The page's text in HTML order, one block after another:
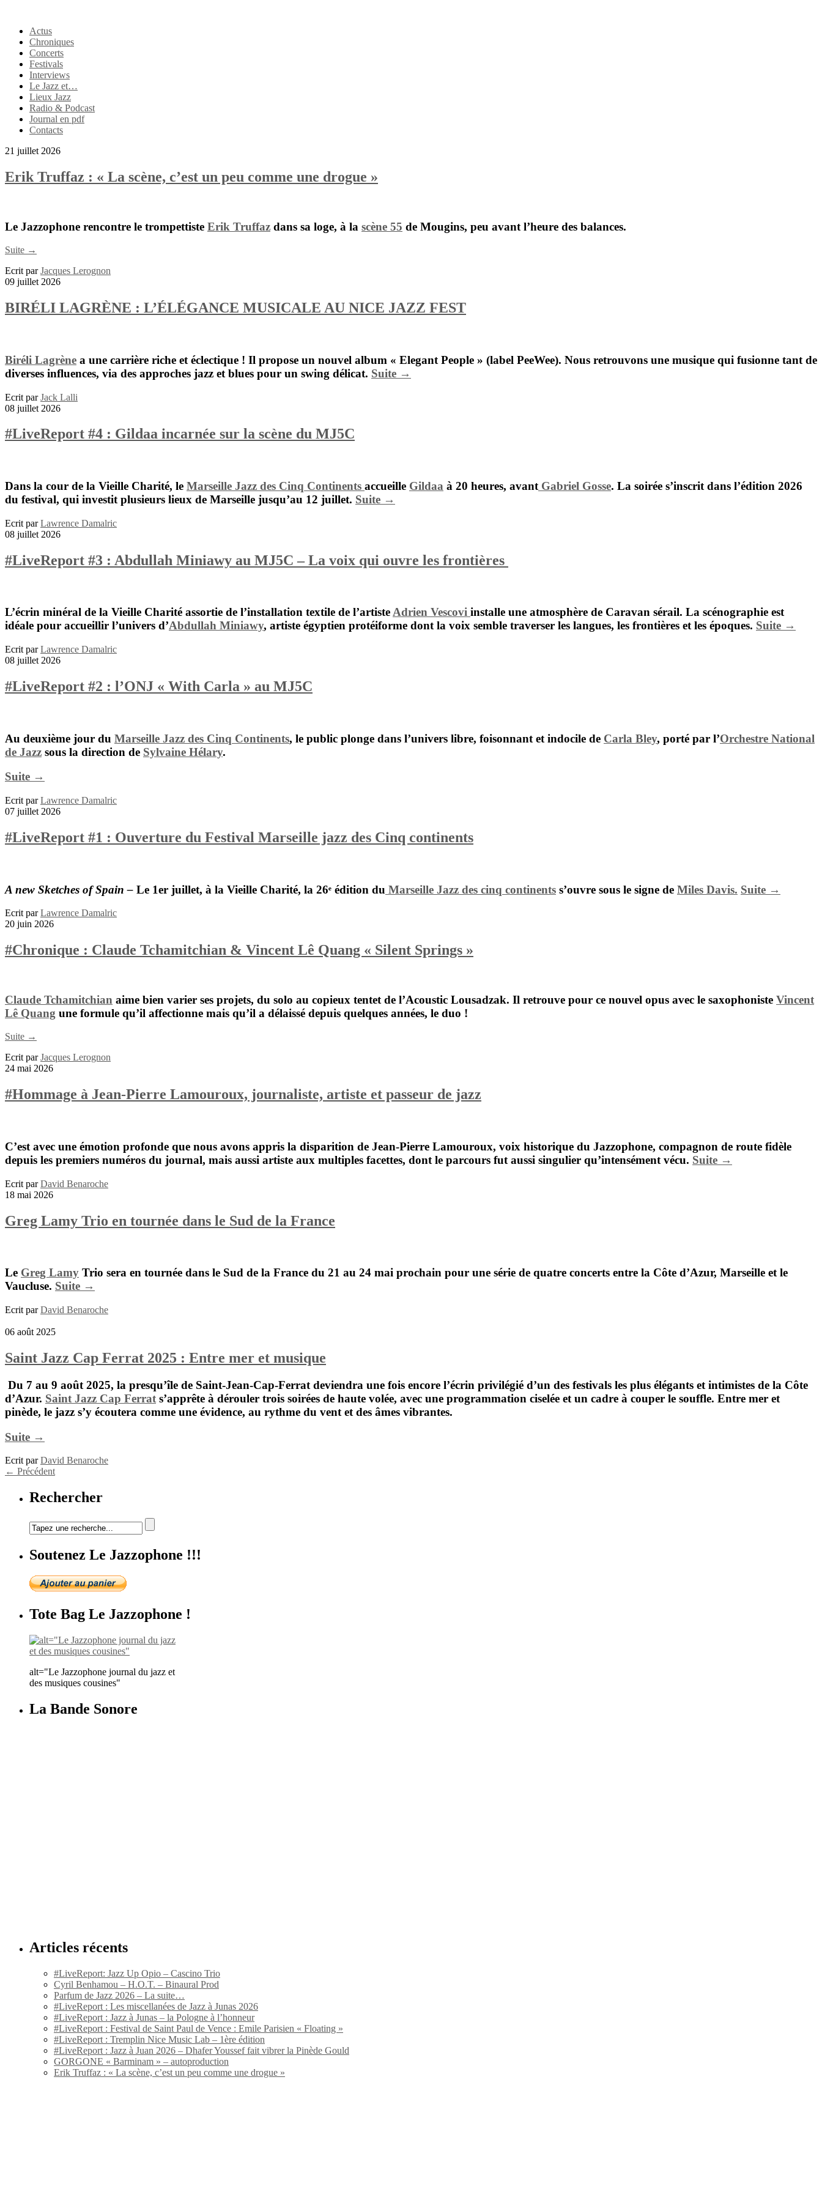
Actus
Chroniques
Concerts
Festivals
Interviews
Le Jazz et…
Lieux Jazz
Radio & Podcast
Journal en pdf
Contacts
21 juillet 2026
Erik Truffaz : « La scène, c’est un peu comme une drogue »
Le Jazzophone rencontre le trompettiste Erik Truffaz dans sa loge, à la scène 55 de Mougins, peu avant l’heure des balances.
Suite →
Ecrit parJacques Lerognon
09 juillet 2026
BIRÉLI LAGRÈNE : L’ÉLÉGANCE MUSICALE AU NICE JAZZ FEST
Biréli Lagrène a une carrière riche et éclectique ! Il propose un nouvel album « Elegant People » (label PeeWee). Nous retrouvons une musique qui fusionne tant de
diverses influences, via des approches jazz et blues pour un swing délicat. Suite →
Ecrit parJack Lalli
08 juillet 2026
#LiveReport #4 : Gildaa incarnée sur la scène du MJ5C
Dans la cour de la Vieille Charité, le Marseille Jazz des Cinq Continents accueille Gildaa à 20 heures, avant Gabriel Gosse. La soirée s’inscrit dans l’édition 2026
du festival, qui investit plusieurs lieux de Marseille jusqu’au 12 juillet. Suite →
Ecrit parLawrence Damalric
08 juillet 2026
#LiveReport #3 : Abdullah Miniawy au MJ5C – La voix qui ouvre les frontières
L’écrin minéral de la Vieille Charité assortie de l’installation textile de l’artisteAdrien Vescovi installe une atmosphère de Caravan sérail. La scénographie est
idéale pour accueillir l’univers d’Abdullah Miniawy, artiste égyptien protéiforme dont la voix semble traverser les langues, les frontières et les époques. Suite →
Ecrit parLawrence Damalric
08 juillet 2026
#LiveReport #2 : l’ONJ « With Carla » au MJ5C
Au deuxième jour du Marseille Jazz des Cinq Continents, le public plonge dans l’univers libre, foisonnant et indocile de Carla Bley, porté par l’Orchestre National
de Jazz sous la direction de Sylvaine Hélary.
Suite →
Ecrit parLawrence Damalric
07 juillet 2026
#LiveReport #1 : Ouverture du Festival Marseille jazz des Cinq continents
A new Sketches of Spain – Le 1er juillet, à la Vieille Charité, la 26ᵉ édition du Marseille Jazz des cinq continents s’ouvre sous le signe de Miles Davis. Suite →
Ecrit parLawrence Damalric
20 juin 2026
#Chronique : Claude Tchamitchian & Vincent Lê Quang « Silent Springs »
Claude Tchamitchian aime bien varier ses projets, du solo au copieux tentet de l’Acoustic Lousadzak. Il retrouve pour ce nouvel opus avec le saxophoniste Vincent
Lê Quang une formule qu’il affectionne mais qu’il a délaissé depuis quelques années, le duo !
Suite →
Ecrit parJacques Lerognon
24 mai 2026
#Hommage à Jean-Pierre Lamouroux, journaliste, artiste et passeur de jazz
C’est avec une émotion profonde que nous avons appris la disparition de Jean-Pierre Lamouroux, voix historique du Jazzophone, compagnon de route fidèle
depuis les premiers numéros du journal, mais aussi artiste aux multiples facettes, dont le parcours fut aussi singulier qu’intensément vécu. Suite →
Ecrit parDavid Benaroche
18 mai 2026
Greg Lamy Trio en tournée dans le Sud de la France
Le Greg Lamy Trio sera en tournée dans le Sud de la France du 21 au 24 mai prochain pour une série de quatre concerts entre la Côte d’Azur, Marseille et le
Vaucluse. Suite →
Ecrit parDavid Benaroche
06 août 2025
Saint Jazz Cap Ferrat 2025 : Entre mer et musique
Du 7 au 9 août 2025, la presqu’île de Saint-Jean-Cap-Ferrat deviendra une fois encore l’écrin privilégié d’un des festivals les plus élégants et intimistes de la Côte
d’Azur. Saint Jazz Cap Ferrat s’apprête à dérouler trois soirées de haute volée, avec une programmation ciselée et un cadre à couper le souffle. Entre mer et
pinède, le jazz s’y écoutera comme une évidence, au rythme du vent et des âmes vibrantes.
Suite →
Ecrit parDavid Benaroche
← Précédent
Rechercher
Soutenez Le Jazzophone !!!
Tote Bag Le Jazzophone !
alt="Le Jazzophone journal du jazz et
des musiques cousines"
La Bande Sonore
Articles récents
#LiveReport: Jazz Up Opio – Cascino Trio
Cyril Benhamou – H.O.T. – Binaural Prod
Parfum de Jazz 2026 – La suite…
#LiveReport : Les miscellanées de Jazz à Junas 2026
#LiveReport : Jazz à Junas – la Pologne à l’honneur
#LiveReport : Festival de Saint Paul de Vence : Emile Parisien « Floating »
#LiveReport : Tremplin Nice Music Lab – 1ère édition
#LiveReport : Jazz à Juan 2026 – Dhafer Youssef fait vibrer la Pinède Gould
GORGONE « Barminam » – autoproduction
Erik Truffaz : « La scène, c’est un peu comme une drogue »